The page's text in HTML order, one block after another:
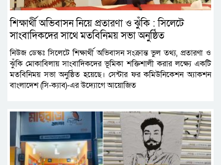
শিক্ষার্থী অভিবাসন নিয়ে প্রতারণা ও ঝুঁকি : সিলেটে
সাংবাদিকদের সাথে মতবিনিময় সভা অনুষ্ঠিত
নিউজ ডেস্কঃ সিলেটে শিক্ষার্থী অভিবাসন সংক্রান্ত ভুল তথ্য, প্রতারণা ও
ঝুঁকি মোকাবিলায় সাংবাদিকদের ভূমিকা শক্তিশালী করার লক্ষ্যে একটি
মতবিনিময় সভা অনুষ্ঠিত হয়েছে। সেন্টার ফর কমিউনিকেশন অ্যাকশন
বাংলাদেশ (সি-ক্যাব)-এর উদ্যোগে আয়োজিত